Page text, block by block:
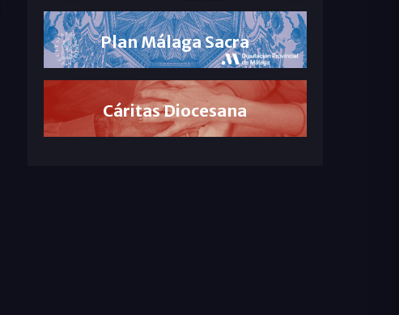
Plan Málaga Sacra
Cáritas Diocesana